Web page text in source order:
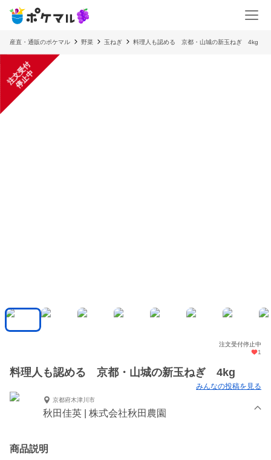
産直・通販のポケマル 野菜 玉ねぎ 料理人も認める 京都・山城の新玉ねぎ 4kg
注
文
受
付
停
止
中
注文受付停止中
1
料理人も認める 京都・山城の新玉ねぎ 4kg
みんなの投稿を見る
京都府木津川市
秋田佳英 | 株式会社秋田農園
商品説明